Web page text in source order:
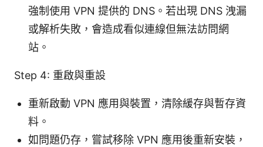
強制使用 VPN 提供的 DNS。若出現 DNS 洩漏
或解析失敗，會造成看似連線但無法訪問網
站。
Step 4: 重啟與重設
重新啟動 VPN 應用與裝置，清除緩存與暫存資
料。
如問題仍存，嘗試移除 VPN 應用後重新安裝，